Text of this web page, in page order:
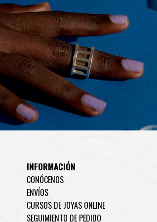
INFORMACIÓN
CONÓCENOS
ENVÍOS
CURSOS DE JOYAS ONLINE
SEGUIMIENTO DE PEDIDO